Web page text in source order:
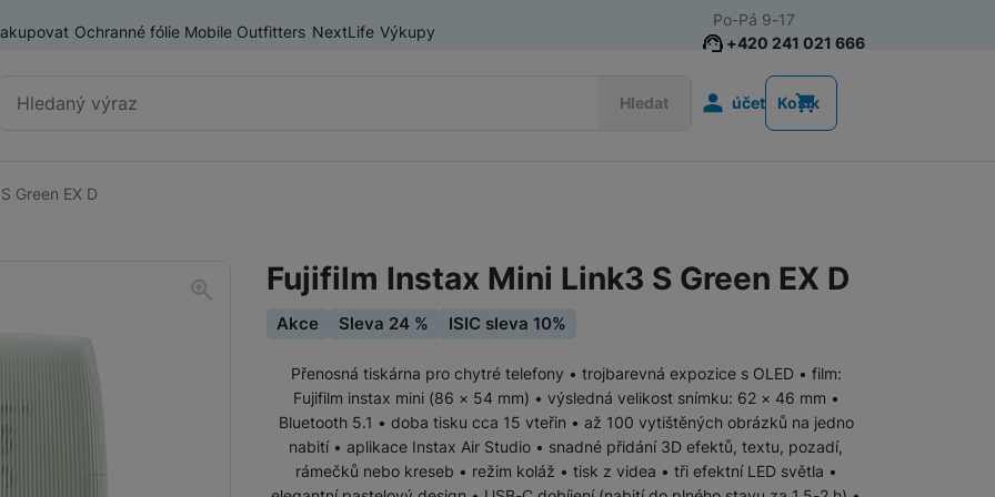
Ochranné fólie Mobile Outfitters NextLife Výkupy
Vyhledávání Hledat
Instax Square
Tiskárny FUJIFILM pro mobilní telefony
Fotopapír k FUJIFILM Instax
Fotoaparáty Nikon Fotoaparáty OM System
+420 241 021 666
Po-Pá 9-17
Uživatelská
účet Košík
Green EX D
Fujifilm Instax Mini Link3 S Green EX D
Akce Sleva 24 % ISIC sleva 10%
Přenosná tiskárna pro chytré telefony • trojbarevná expozice s OLED • film:
Fujifilm instax mini (86 × 54 mm) • výsledná velikost snímku: 62 × 46 mm •
Bluetooth 5.1 • doba tisku cca 15 vteřin • až 100 vytištěných obrázků na jedno
nabití • aplikace Instax Air Studio • snadné přidání 3D efektů, textu, pozadí,
rámečků nebo kreseb • režim koláž • tisk z videa • tři efektní LED světla •